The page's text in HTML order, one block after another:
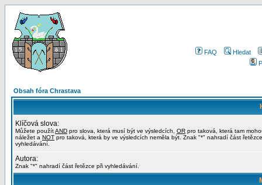
FAQ
Hledat
Obsah fóra Chrastava
Klíčová slova:
Můžete použítAND pro slova, která musí být ve výsledcích, OR pro taková, která tam
náležet a NOT pro taková, která by ve výsledcích neměla být. Znak "*" nahradí část
vyhledávání.
Autora:
Znak "*" nahradí část řetězce při vyhledávání.